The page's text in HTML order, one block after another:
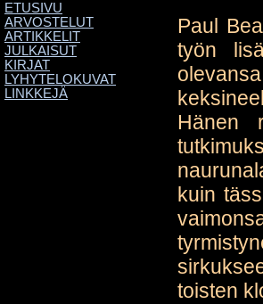
ETUSIVU
ARVOSTELUT
ARTIKKELIT
JULKAISUT
KIRJAT
LYHYTELOKUVAT
LINKKEJÄ
Paul
työn
Hänen
kuin
toisten